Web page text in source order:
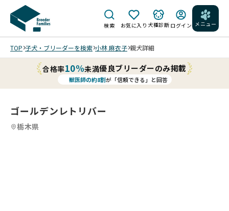
検索 お気に入り 犬種診断 ログイン メニュー
TOP 子犬・ブリーダーを検索 小林 麻衣子 親犬詳細
合格率10%未満優良ブリーダーのみ掲載
獣医師の約8割が「信頼できる」と回答
ゴールデンレトリバー
栃木県